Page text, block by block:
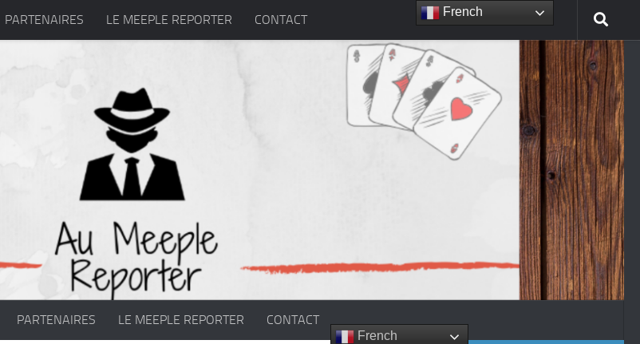
PARTENAIRES LE MEEPLE REPORTER CONTACT
PARTENAIRES LE MEEPLE REPORTER CONTACT
French
French